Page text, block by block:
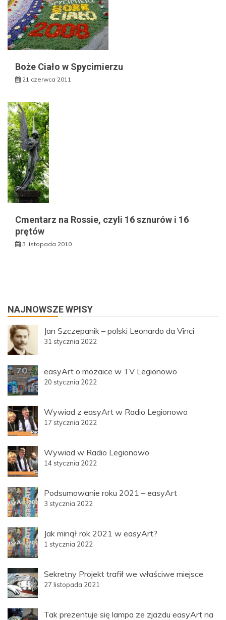
Boże Ciało w Spycimierzu
21 czerwca 2011
Cmentarz na Rossie, czyli 16 sznurów i 16
prętów
3 listopada 2010
NAJNOWSZE WPISY
Jan Szczepanik – polski Leonardo da Vinci
31 stycznia 2022
easyArt o mozaice w TV Legionowo
20 stycznia 2022
Wywiad z easyArt w Radio Legionowo
17 stycznia 2022
Wywiad w Radio Legionowo
14 stycznia 2022
Podsumowanie roku 2021 – easyArt
3 stycznia 2022
Jak minął rok 2021 w easyArt?
1 stycznia 2022
Sekretny Projekt trafił we właściwe miejsce
27 listopada 2021
Tak prezentuje się lampa ze zjazdu easyArt na